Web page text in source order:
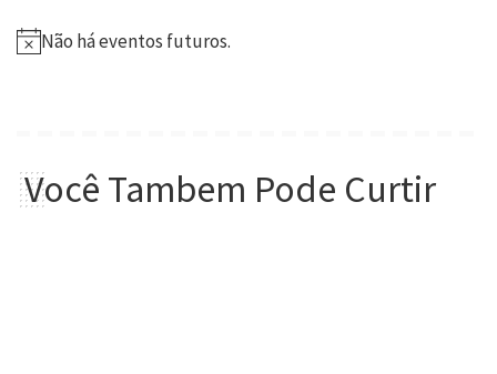
Não há eventos futuros.
Você Tambem Pode Curtir